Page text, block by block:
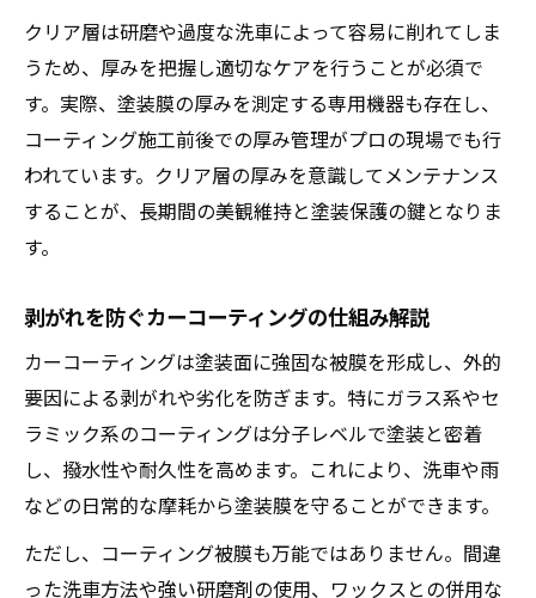
水ジミや剥がれを防ぐ塗装膜のメンテナン
ス術
カーコーティングの撥水性能を長持ちさせ
る秘訣
美しさ長持ちカーコーティング活用ガイド
カーコーティングで美しさを長期間維持す
ツ
車の塗膜剥がれやシミ対策の実践ポイント
日常メンテナンスで差がつくカーコーティ
ング効果
カーコーティングを活かした美観維持の秘
訣
クリア層は研磨や過度な洗車によって容易に削れてしま
うため、厚みを把握し適切なケアを行うことが必須で
す。実際、塗装膜の厚みを測定する専用機器も存在し、
コーティング施工前後での厚み管理がプロの現場でも行
われています。クリア層の厚みを意識してメンテナンス
することが、長期間の美観維持と塗装保護の鍵となりま
す。
剥がれを防ぐカーコーティングの仕組み解説
カーコーティングは塗装面に強固な被膜を形成し、外的
要因による剥がれや劣化を防ぎます。特にガラス系やセ
ラミック系のコーティングは分子レベルで塗装と密着
し、撥水性や耐久性を高めます。これにより、洗車や雨
などの日常的な摩耗から塗装膜を守ることができます。
ただし、コーティング被膜も万能ではありません。間違
った洗車方法や強い研磨剤の使用、ワックスとの併用な